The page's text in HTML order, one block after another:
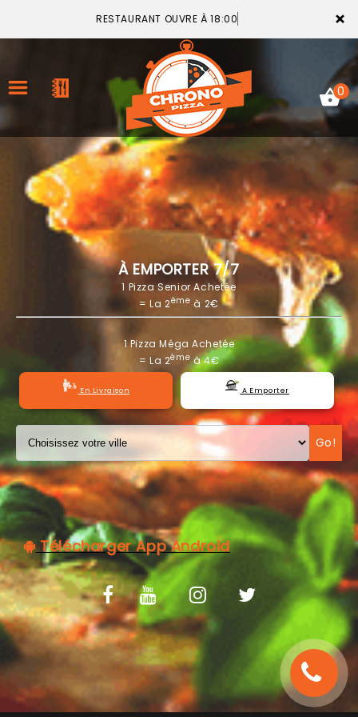
×
RESTAURANT OUVRE À 18:00
ACCUEIL
LA CARTE
VOTRE COMPTE
NOTRE RESTAURANT
VOS AVIS
MENTIONS LÉGALES
0
À EMPORTER 7/7
1 Pizza Senior Achetée
= La 2ème à 2€
1 Pizza Méga Achetée
= La 2èmeà 4€
En Livraison A Emporter
Go!
Télécharger App Android